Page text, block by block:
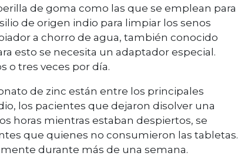
de goma como las que se emplean para
de origen indio para limpiar los senos
a chorro de agua, también conocido
esto se necesita un adaptador especial.
o tres veces por día.
de zinc están entre los principales
los pacientes que dejaron disolver una
horas mientras estaban despiertos, se
que quienes no consumieron las tabletas.
durante más de una semana.